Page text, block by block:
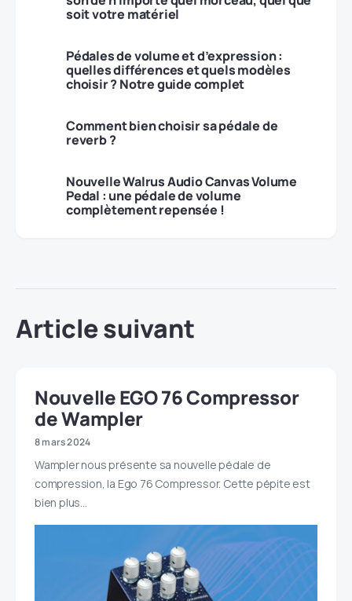
soit votre matériel
Pédales de volume et d’expression :
quelles différences et quels modèles
choisir ? Notre guide complet
Comment bien choisir sa pédale de
reverb ?
Nouvelle Walrus Audio Canvas Volume
Pedal : une pédale de volume
complètement repensée !
Article suivant
Nouvelle EGO 76 Compressor
de Wampler
8 mars 2024
Wampler nous présente sa nouvelle pédale de
compression, la Ego 76 Compressor. Cette pépite est
bien plus…